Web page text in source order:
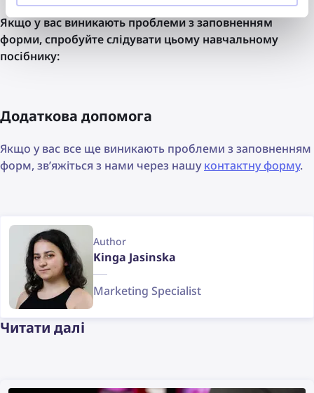
Якщо у вас виникають проблеми з заповненням
форми, спробуйте слідувати цьому навчальному
посібнику:
Додаткова допомога
Якщо у вас все ще виникають проблеми з заповненням
форм, зв’яжіться з нами через нашуконтактну форму.
Author
Kinga Jasinska
Marketing Specialist
Читати далі